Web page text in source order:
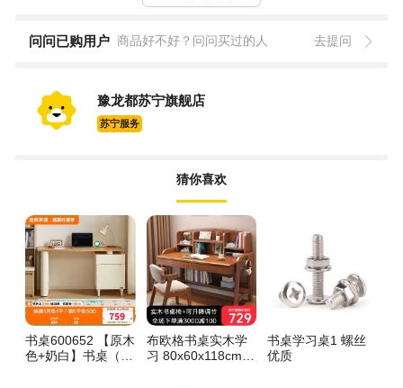
问问已购用户 商品好不好？问问买过的人 去提问
豫龙都苏宁旗舰店
苏宁服务
猜你喜欢
书桌600652 【原木
色+奶白】书桌（不
布欧格书桌实木学
习 80x60x118cm
书桌学习桌1 螺丝
优质